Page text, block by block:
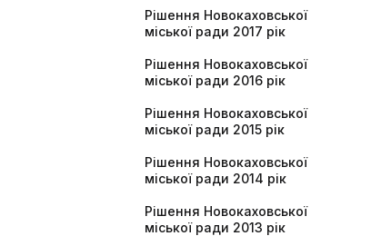
Рішення Новокаховської
міської ради 2017 рік
Рішення Новокаховської
міської ради 2016 рік
Рішення Новокаховської
міської ради 2015 рік
Рішення Новокаховської
міської ради 2014 рік
Рішення Новокаховської
міської ради 2013 рік